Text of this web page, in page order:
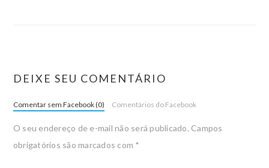
DEIXE SEU COMENTÁRIO
Comentar sem Facebook (0) Comentários do Facebook
O seu endereço de e-mail não será publicado. Campos
obrigatórios são marcados com *